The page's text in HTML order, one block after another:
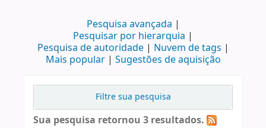
Pesquisa avançada
Pesquisar por hierarquia
Pesquisa de autoridade
Nuvem de tags
Mais popular
Sugestões de aquisição
Filtre sua pesquisa
Sua pesquisa retornou 3 resultados.